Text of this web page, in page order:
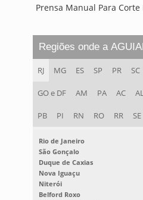
Prensa Manual Para
Regiões onde a
RJ MG ES SP PR SC
GO e DF AM PA AC
PB PI RN RO RR SE
Rio de Janeiro
São Gonçalo
Duque de Caxias
Nova Iguaçu
Niterói
Belford Roxo